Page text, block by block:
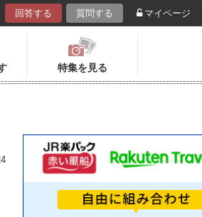
回答する 質問する マイページ
特集を見る